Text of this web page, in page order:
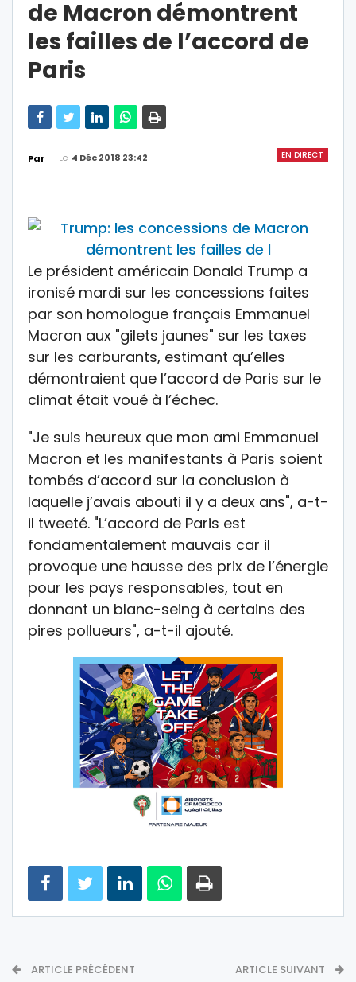
de Macron démontrent
les failles de l’accord de
Paris
EN DIRECT
Par Le 4 Déc 2018 23:42
Le président américain Donald Trump a
ironisé mardi sur les concessions faites
par son homologue français Emmanuel
Macron aux "gilets jaunes" sur les taxes
sur les carburants, estimant qu’elles
démontraient que l’accord de Paris sur le
climat était voué à l’échec.
"Je suis heureux que mon ami Emmanuel
Macron et les manifestants à Paris soient
tombés d’accord sur la conclusion à
laquelle j’avais abouti il y a deux ans", a-t-
il tweeté. "L’accord de Paris est
fondamentalement mauvais car il
provoque une hausse des prix de l’énergie
pour les pays responsables, tout en
donnant un blanc-seing à certains des
pires pollueurs", a-t-il ajouté.
ARTICLE PRÉCÉDENT ARTICLE SUIVANT